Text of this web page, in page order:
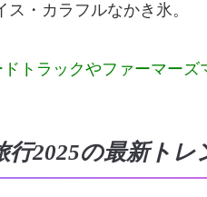
ス・カラフルなかき氷。
ドトラックやファーマーズ
行2025の最新トレ